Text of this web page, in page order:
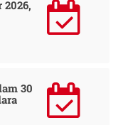
2026,
30